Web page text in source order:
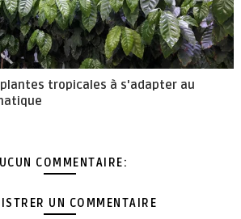
tropicales à s'adapter au
COMMENTAIRE:
UN COMMENTAIRE